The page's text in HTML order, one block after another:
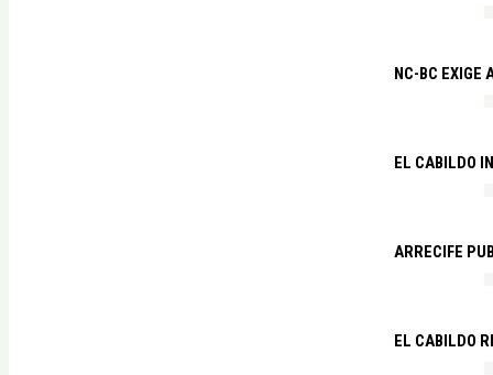
NC-BC EXIGE
EL CABILDO
ARRECIFE
EL CABILDO